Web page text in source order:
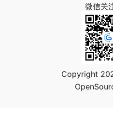
微信关
Copyright